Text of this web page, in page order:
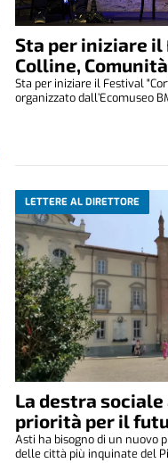
Sta per iniziare il
Colline,
Sta per iniziare il Festival
organizzato dall’Ecomuseo
LETTERE AL DIRETTORE
La destra
priorità per il
Asti ha bisogno di un nuovo
delle città più inquinate del